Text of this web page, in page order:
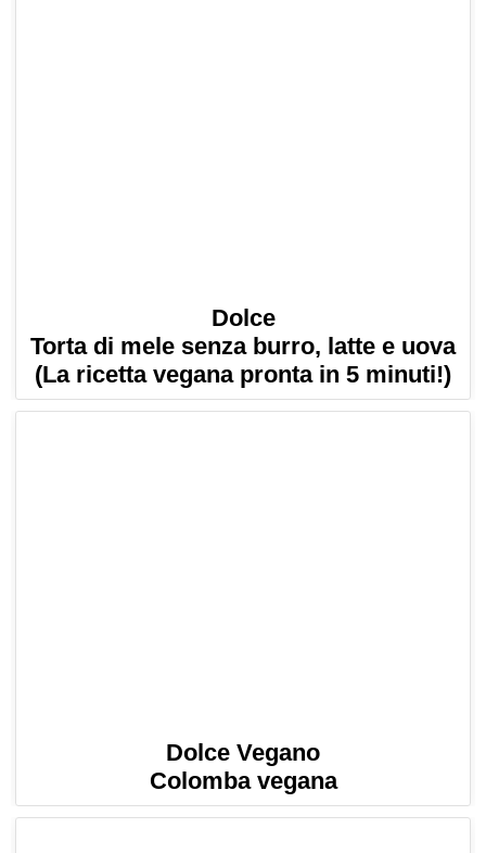
Dolce
Torta di mele senza burro, latte e uova
(La ricetta vegana pronta in 5 minuti!)
Dolce Vegano
Colomba vegana